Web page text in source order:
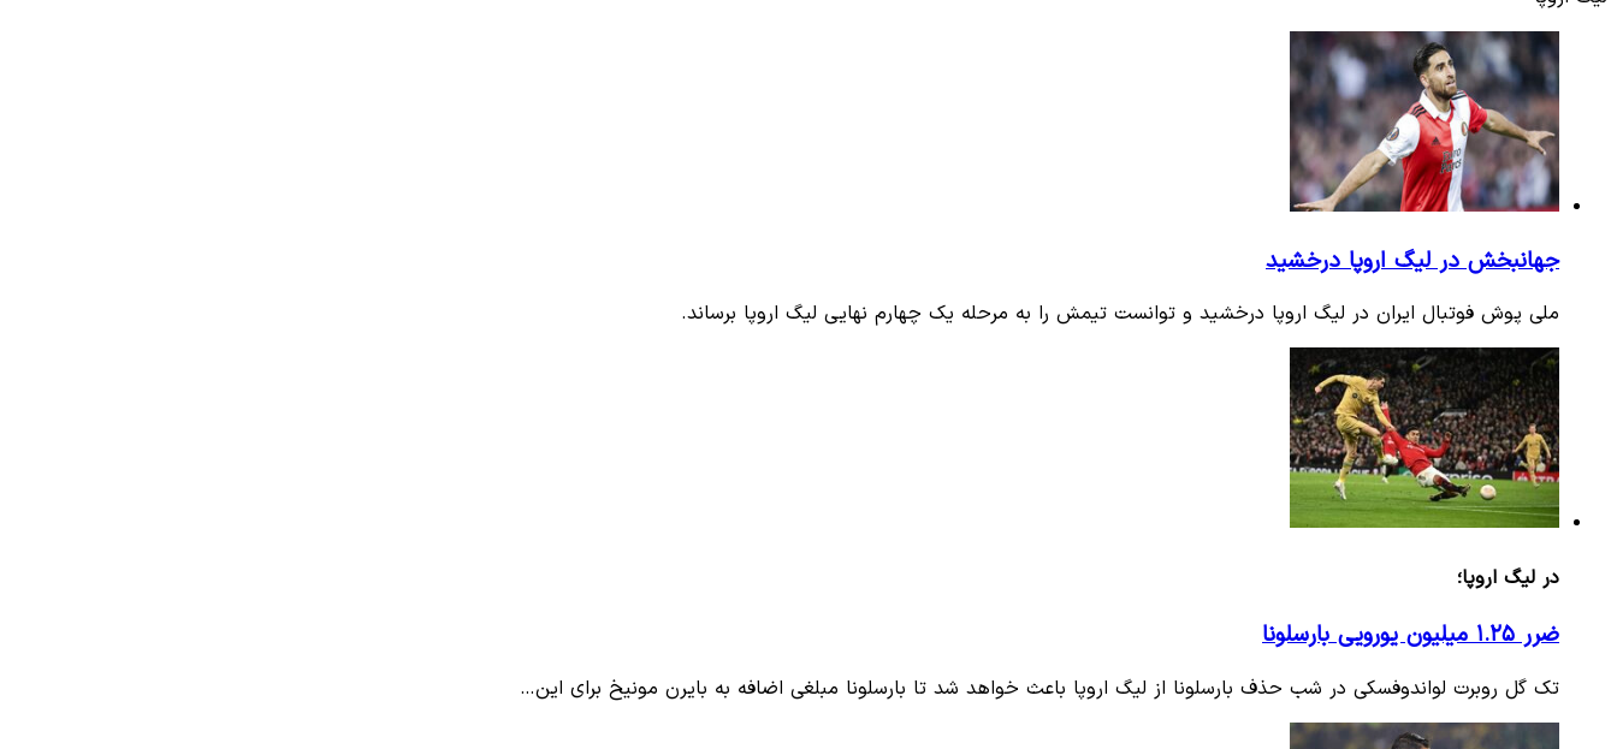
جهانبخش در لیگ اروپا درخشید
ملی پوش فوتبال ایران در لیگ اروپا درخشید و توانست تیمش را به مرحله یک چهارم نهایی لیگ اروپا برساند.
در لیگ اروپا؛
ضرر ۱.۲۵ میلیون یورویی بارسلونا
تک گل روبرت لواندوفسکی در شب حذف بارسلونا از لیگ اروپا باعث خواهد شد تا بارسلونا مبلغی اضافه به بایرن مونیخ برای این…